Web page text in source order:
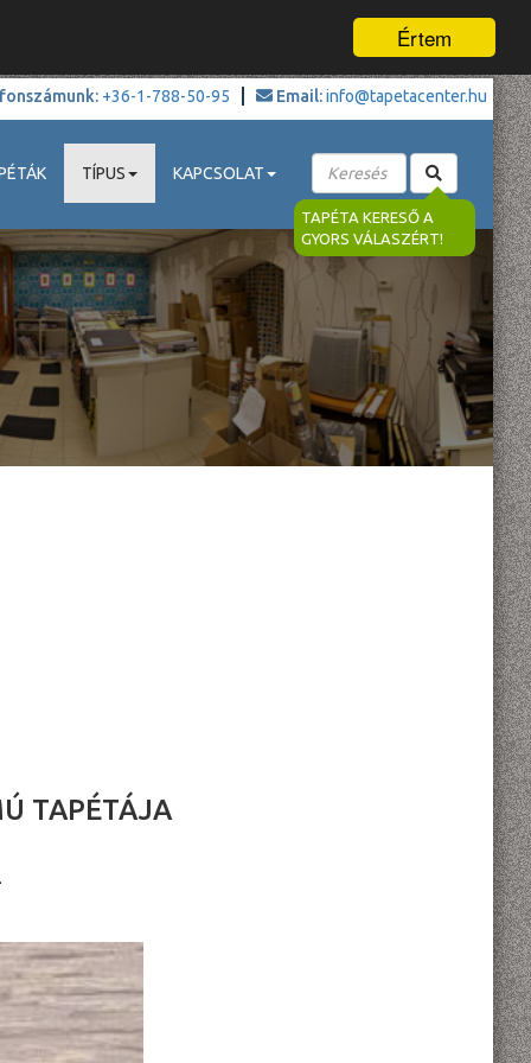
Értem
+36-1-788-50-95 Email:info@tapetacenter.hu
TÍPUS KAPCSOLAT
TAPÉTA KERESŐ A
GYORS VÁLASZÉRT!
TAPÉTÁJA